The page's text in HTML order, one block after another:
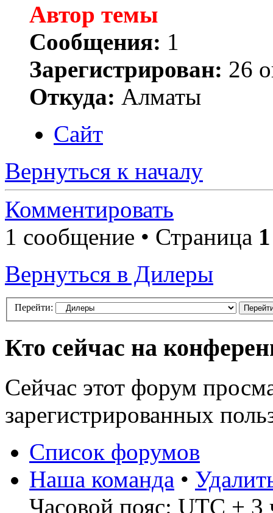
Автор темы
Сообщения: 1
Зарегистрирован: 26
Откуда: Алматы
Сайт
Вернуться к началу
Комментировать
1 сообщение • Страница 1
Вернуться в Дилеры
Перейти:
Кто сейчас на
Сейчас этот форум
зарегистрированных
Список форумов
Наша команда •
Часовой пояс: UTC + 3